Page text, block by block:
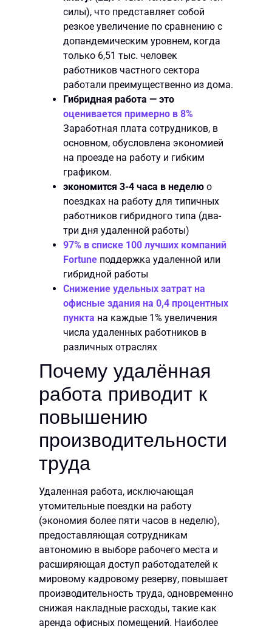
силы), что представляет собой
резкое увеличение по сравнению с
допандемическим уровнем, когда
только 6,51 тыс. человек
работников частного сектора
работали преимущественно из дома.
Гибридная работа — это
оценивается примерно в 8%
Заработная плата сотрудников, в
основном, обусловлена экономией
на проезде на работу и гибким
графиком.
экономится 3-4 часа в неделю о
поездках на работу для типичных
работников гибридного типа (два-
три дня удаленной работы)
97% в списке 100 лучших компаний
Fortune поддержка удаленной или
гибридной работы
Снижение удельных затрат на
офисные здания на 0,4 процентных
пункта на каждые 1% увеличения
числа удаленных работников в
различных отраслях
Почему удалённая
работа приводит к
повышению
производительности
труда
Удаленная работа, исключающая
утомительные поездки на работу
(экономия более пяти часов в неделю),
предоставляющая сотрудникам
автономию в выборе рабочего места и
расширяющая доступ работодателей к
мировому кадровому резерву, повышает
производительность труда, одновременно
снижая накладные расходы, такие как
аренда офисных помещений. Наиболее